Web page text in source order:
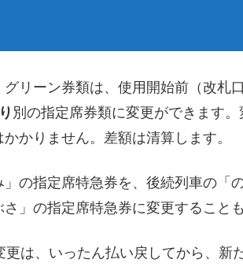
リーン券類は、使用開始前（改札
別の指定席券類に変更ができます
かりません。差額は清算します。
の指定席特急券を、後続列車の「
」の指定席特急券に変更することも
は、いったん払い戻してから、新